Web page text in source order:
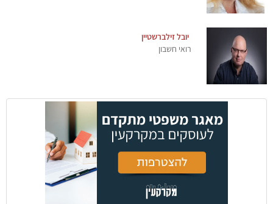
יובל זילברשטיין
רואי חשבון